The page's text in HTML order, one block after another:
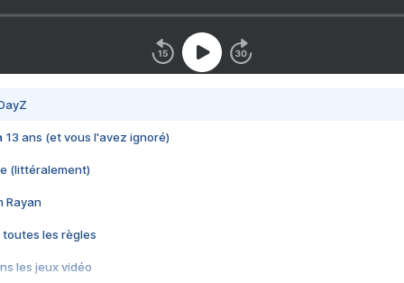
13 ans (et vous l'avez ignoré)
(littéralement)
Rayan
toutes les règles
les jeux vidéo